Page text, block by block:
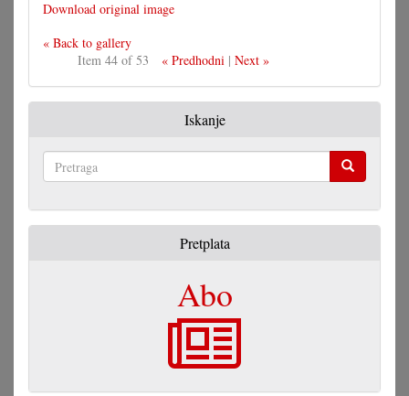
Download original image
« Back to gallery
Item 44 of 53
« Predhodni| Next »
Iskanje
Pretplata
Abo